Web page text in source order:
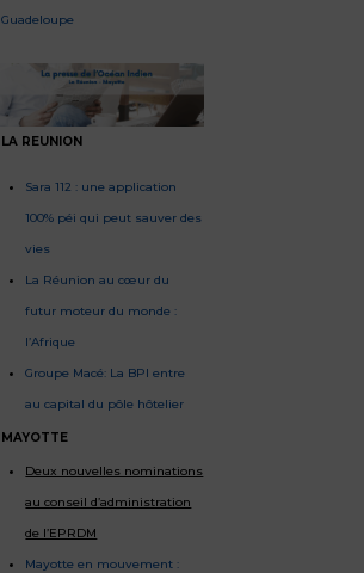
Guadeloupe
LA REUNION
Sara 112 : une application
100% péi qui peut sauver des
vies
La Réunion au cœur du
futur moteur du monde :
l’Afrique
Groupe Macé: La BPI entre
au capital du pôle hôtelier
MAYOTTE
Deux nouvelles nominations
au conseil d’administration
de l’EPRDM
Mayotte en mouvement :